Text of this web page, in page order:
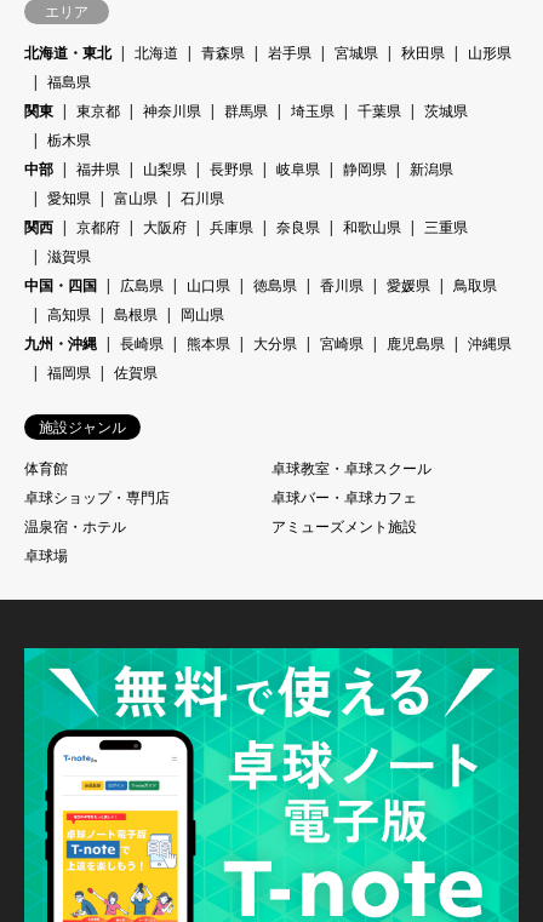
エリア
北海道・東北
北海道 青森県 岩手県 宮城県 秋田県
山形県
福島県
関東
東京都 神奈川県 群馬県 埼玉県 千葉県
茨城県
栃木県
中部
福井県 山梨県 長野県 岐阜県 静岡県
新潟県
愛知県
富山県
石川県
関西
京都府 大阪府 兵庫県 奈良県 和歌山県
三重県
滋賀県
中国・四国
広島県 山口県 徳島県 香川県 愛媛県
鳥取県
高知県
島根県
岡山県
九州・沖縄
長崎県 熊本県 大分県 宮崎県 鹿児島県
沖縄県
福岡県
佐賀県
施設ジャンル
体育館
卓球教室・卓球スクール
卓球ショップ・専門店
卓球バー・卓球カフェ
温泉宿・ホテル
アミューズメント施設
卓球場